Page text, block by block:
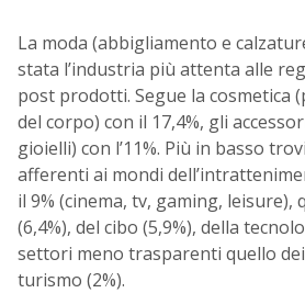
La moda (abbigliamento e
stata l’industria più attenta alle
post prodotti. Segue la cosmetica
del corpo) con il 17,4%, gli
gioielli) con l’11%. Più in basso
afferenti ai mondi
il 9% (cinema, tv, gaming, leisure),
(6,4%), del cibo (5,9%), della
settori meno trasparenti quello
turismo (2%).